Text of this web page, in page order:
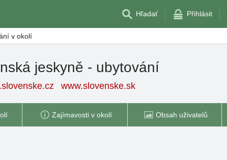
Hľadať Přihlásit
v okolí
jeskyně - ubytování
www.slovenske.sk
Zajímavosti v okolí Obsah uživatelů